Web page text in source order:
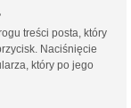
treści posta, który
Naciśnięcie
który po jego